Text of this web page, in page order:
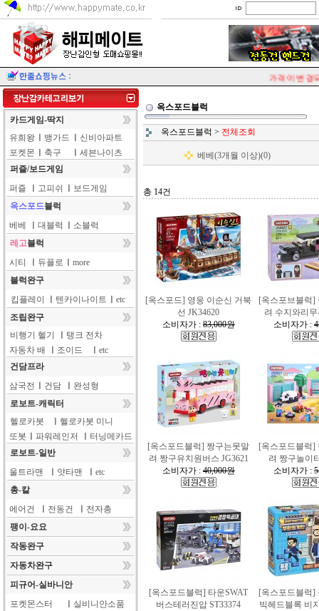
가격이 변경
카드게임-딱지
유희왕
뱅가드
신비아파트
포켓몬
축구
세븐나이츠
퍼즐/보드게임
퍼즐
고피쉬
보드게임
옥스포드블럭
베베
대블럭
소블럭
레고블럭
시티
듀플로
more
블럭완구
킵플레이
텐카이나이트
etc
조립완구
비행기 헬기
탱크 전차
자동차 배
조이드
etc
건담프라
삼국전
건담
완성형
로보트-캐릭터
헬로카봇
헬로카봇 미니
또봇
파워레인저
터닝메카드
로보트-일반
울트라맨
얏타맨
etc
총-칼
에어건
전동건
전자총
팽이-요요
작동완구
자동차완구
피규어-실바니안
포켓몬스터
실비니안소품
옥스포드블럭
옥스포드블럭 > 전체조회
베베(3개월 이상)(0)
총 14건
[옥스포드] 영웅 이순신 거북
선 JK34620
소비자가 : 83,000원
[옥스포브블럭]
려 수지와리무
소비자가 :
[옥스포드블럭] 짱구는못말
려 짱구유치원버스 JG3621
소비자가 : 40,000원
[옥스포드블럭]
려 짱구놀이
소비자가 :
[옥스포드블럭] 타운SWAT
버스테러진압 ST33374
[옥스포드블럭]
빅헤드블록 비